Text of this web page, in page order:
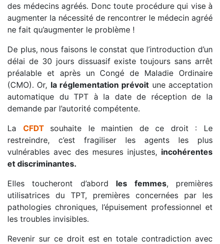
des médecins agréés. Donc toute procédure qui vise à
augmenter la nécessité de rencontrer le médecin agréé
ne fait qu’augmenter le problème !
De plus, nous faisons le constat que l’introduction d’un
délai de 30 jours dissuasif existe toujours sans arrêt
préalable et après un Congé de Maladie Ordinaire
(CMO). Or, la réglementation prévoit une acceptation
automatique du TPT à la date de réception de la
demande par l’autorité compétente.
La CFDT
souhaite le maintien de ce droit : Le
restreindre, c’est fragiliser les agents les plus
vulnérables avec des mesures injustes, incohérentes
et discriminantes.
Elles toucheront d’abord les femmes, premières
utilisatrices du TPT, premières concernées par les
pathologies chroniques, l’épuisement professionnel et
les troubles invisibles.
Revenir sur ce droit est en totale contradiction avec